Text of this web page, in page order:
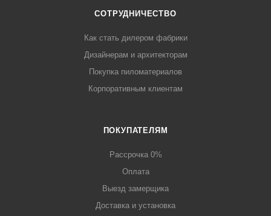
СОТРУДНИЧЕСТВО
Как стать дилером фабрики
Дизайнерам и архитекторам
Покупка пиломатериалов
Корпоративным клиентам
ПОКУПАТЕЛЯМ
Рассрочка 0%
Оплата
Выезд замерщика
Доставка и установка